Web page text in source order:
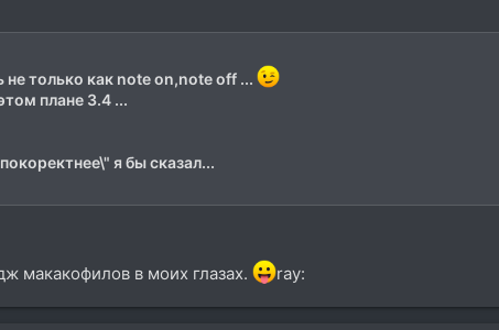
только как note on,note off ...
плане 3.4 ...
я бы сказал...
макакофилов в моих глазах.
ray: